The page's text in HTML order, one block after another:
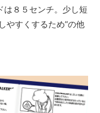
は８５センチ。少し短
やすくするため”の他